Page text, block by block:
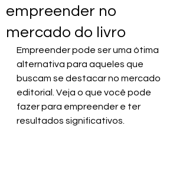
empreender no
mercado do livro
Empreender pode ser uma ótima
alternativa para aqueles que
buscam se destacar no mercado
editorial. Veja o que você pode
fazer para empreender e ter
resultados significativos.